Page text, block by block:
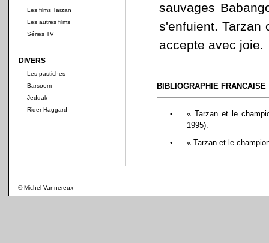
Les films Tarzan
Les autres films
Séries TV
DIVERS
Les pastiches
Barsoom
Jeddak
Rider Haggard
sauvages
s'enfuient. Tarzan
accepte avec joie.
BIBLIOGRAPHIE FRANCAISE
•
« Tarzan et le
1995).
•
« Tarzan et le
© Michel Vannereux